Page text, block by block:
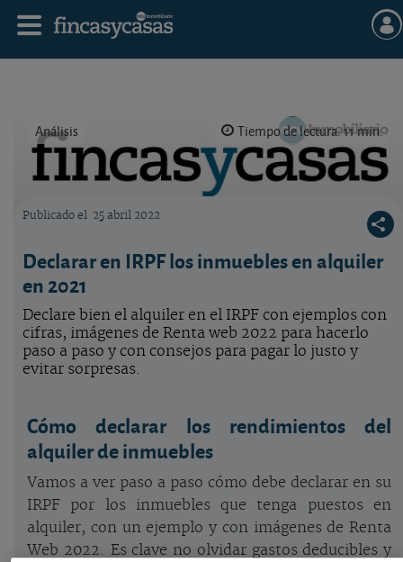
Análisis Tiempo de lectura: 11 min.
Publicado el 25 abril 2022
Declarar en IRPF los inmuebles en alquiler
en 2021
Declare bien el alquiler en el IRPF con ejemplos con
cifras, imágenes de Renta web 2022 para hacerlo
paso a paso y con consejos para pagar lo justo y
evitar sorpresas.
Cómo declarar los rendimientos del
alquiler de inmuebles
Vamos a ver paso a paso cómo debe declarar en su
IRPF por los inmuebles que tenga puestos en
alquiler, con un ejemplo y con imágenes de Renta
Web 2022. Es clave no olvidar gastos deducibles y